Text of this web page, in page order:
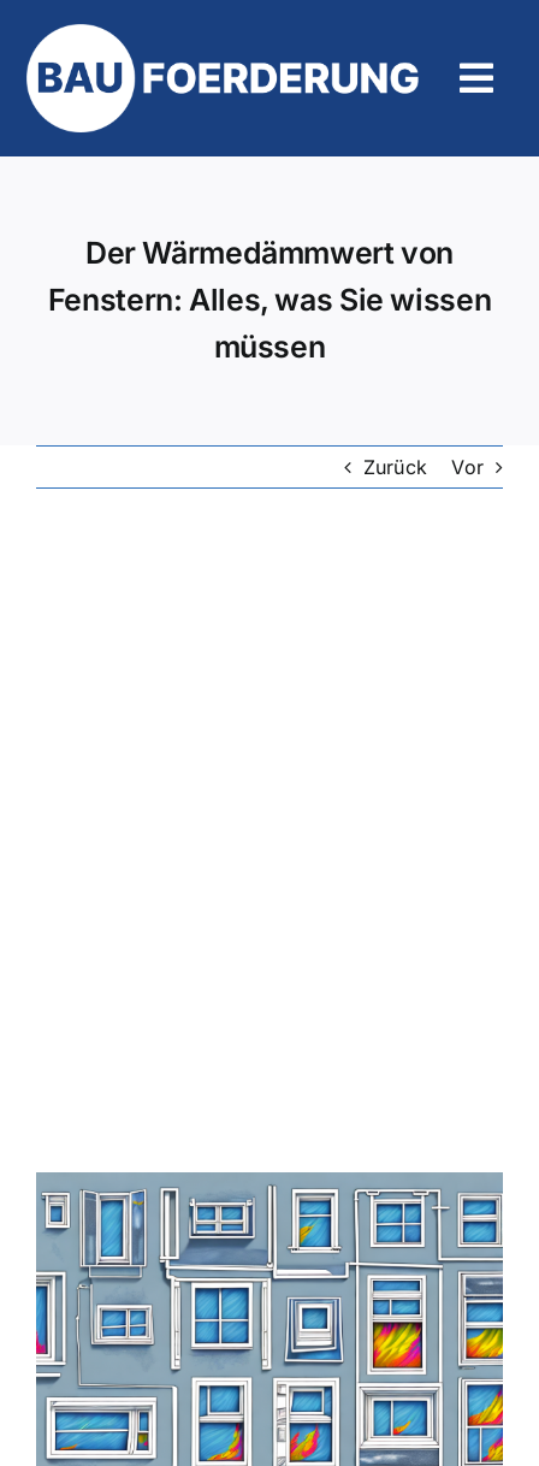
Inhalt
springen
Der Wärmedämmwert von
Fenstern: Alles, was Sie wissen
müssen
Zurück Vor
Zeige
grösseres